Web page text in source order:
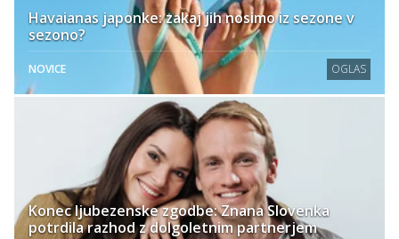
Havaianas japonke: zakaj jih nosimo iz sezone v
sezono?
NOVICE OGLAS
Konec ljubezenske zgodbe: Znana Slovenka
potrdila razhod z dolgoletnim partnerjem